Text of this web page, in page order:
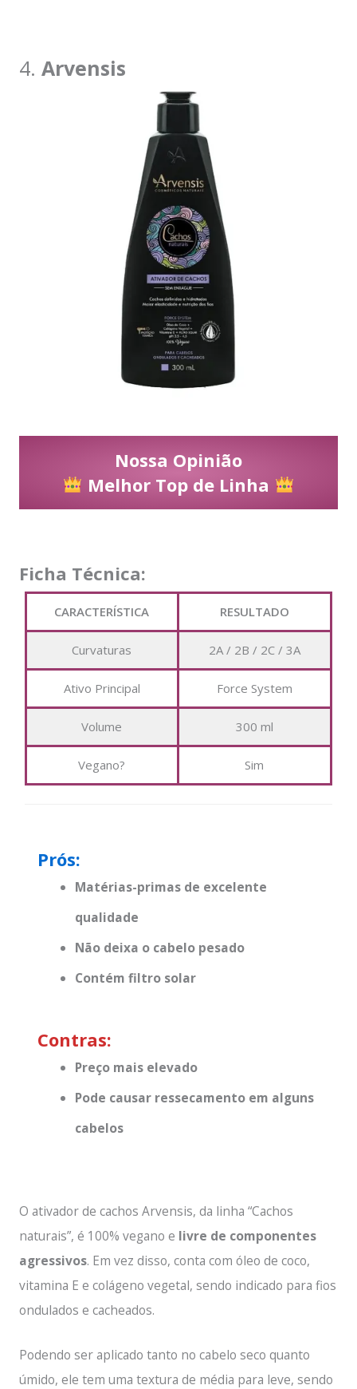
4. Arvensis
Nossa Opinião
Melhor Top de Linha
Ficha Técnica:
CARACTERÍSTICA RESULTADO
Curvaturas 2A / 2B / 2C / 3A
Ativo Principal Force System
Volume 300 ml
Vegano? Sim
Prós:
Matérias-primas de excelente
qualidade
Não deixa o cabelo pesado
Contém filtro solar
Contras:
Preço mais elevado
Pode causar ressecamento em alguns
cabelos
O ativador de cachos Arvensis, da linha “Cachos
naturais”, é 100% vegano e livre de componentes
agressivos. Em vez disso, conta com óleo de coco,
vitamina E e colágeno vegetal, sendo indicado para fios
ondulados e cacheados.
Podendo ser aplicado tanto no cabelo seco quanto
úmido, ele tem uma textura de média para leve, sendo